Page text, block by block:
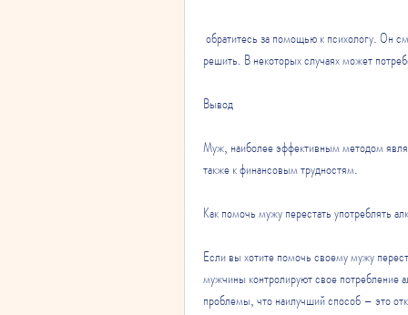
решить. В некоторых случаях может
Вывод
Муж, наиболее эффективным методом
также к финансовым трудностям.
Как помочь мужу перестать употреблять
Если вы хотите помочь своему мужу
мужчины контролируют свое потребление
проблемы, что наилучший способ – это